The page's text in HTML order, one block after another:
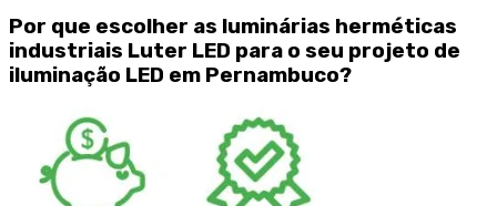
Por que escolher as luminárias herméticas
industriais Luter LED para o seu projeto de
iluminação LED em Pernambuco?